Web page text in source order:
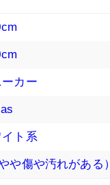
カー
ト系
や傷や汚れがある）